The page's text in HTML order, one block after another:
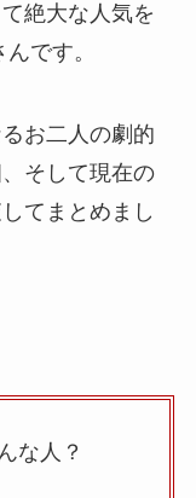
絶大な人気を
です。
お二人の劇的
そして現在の
てまとめまし
な人？